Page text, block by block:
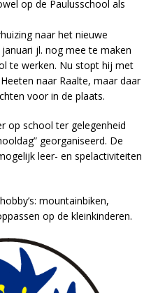
op de Paulusschool als
naar het nieuwe
jl. nog mee te maken
te werken. Nu stopt hij met
naar Raalte, maar daar
voor in de plaats.
op school ter gelegenheid
georganiseerd. De
leer- en spelactiviteiten
mountainbiken,
op de kleinkinderen.